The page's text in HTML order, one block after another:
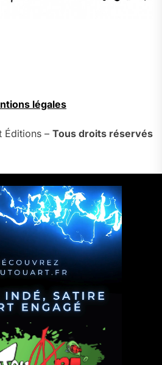
légales
Éditions – Tous droits réservés